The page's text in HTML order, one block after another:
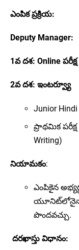
ఎంపిక ప్రక్రియ:
Deputy Manager:
1వ దశ: Online పరీక్ష
2వ దశ: ఇంటర్వ్యూ
Junior
ప్రాథమిక
Writing)
నియామకం:
ఎంపికైన
యూనిట్‌లోనైనా
పొందవచ్చు.
దరఖాస్తు విధానం: